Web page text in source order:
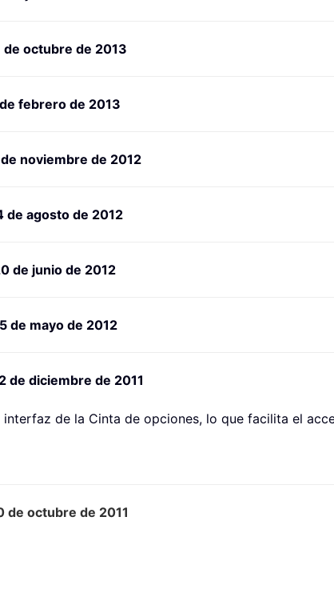
de octubre de 2013
febrero de 2013
noviembre de 2012
de agosto de 2012
de junio de 2012
de mayo de 2012
de diciembre de 2011
de la Cinta de opciones, lo que facilita el
de octubre de 2011